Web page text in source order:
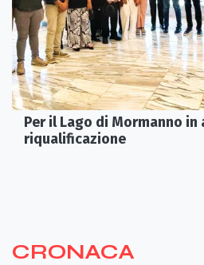
Per il Lago di Mormanno
riqualificazione
CRONACA